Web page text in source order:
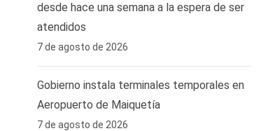
desde hace una semana a la espera de ser
atendidos
7 de agosto de 2026
Gobierno instala terminales temporales en
Aeropuerto de Maiquetía
7 de agosto de 2026